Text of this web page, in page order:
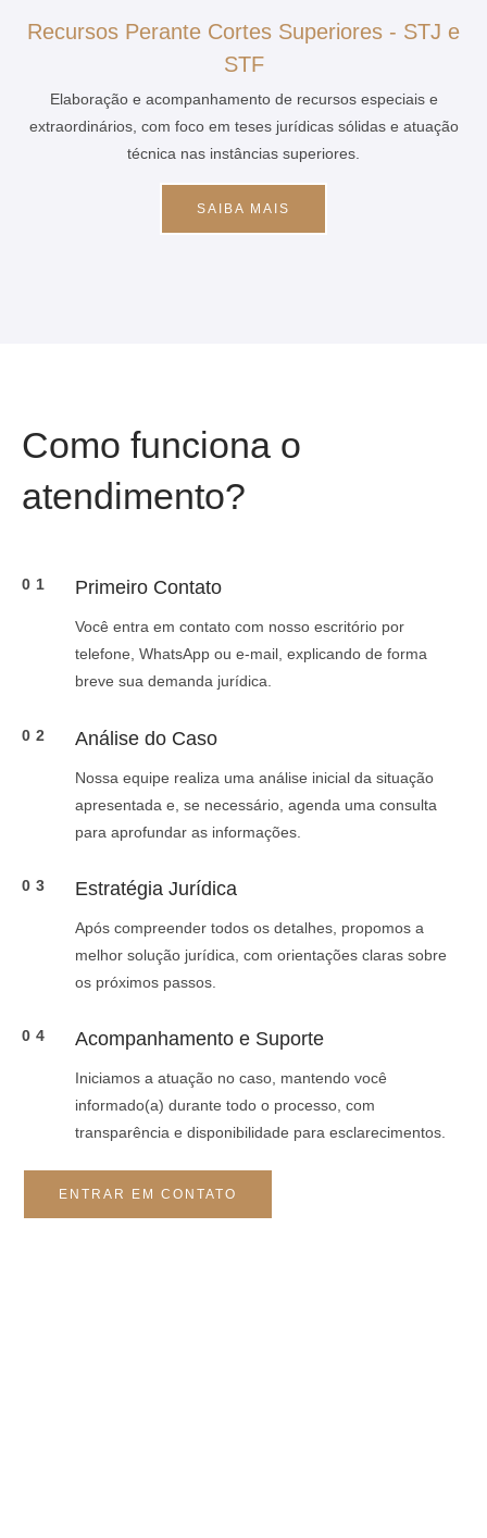
Recursos Perante Cortes Superiores - STJ e
STF
Elaboração e acompanhamento de recursos especiais e
extraordinários, com foco em teses jurídicas sólidas e atuação
técnica nas instâncias superiores.
SAIBA MAIS
Como funciona o
atendimento?
01 Primeiro Contato
Você entra em contato com nosso escritório por
telefone, WhatsApp ou e-mail, explicando de forma
breve sua demanda jurídica.
02 Análise do Caso
Nossa equipe realiza uma análise inicial da situação
apresentada e, se necessário, agenda uma consulta
para aprofundar as informações.
03 Estratégia Jurídica
Após compreender todos os detalhes, propomos a
melhor solução jurídica, com orientações claras sobre
os próximos passos.
04 Acompanhamento e Suporte
Iniciamos a atuação no caso, mantendo você
informado(a) durante todo o processo, com
transparência e disponibilidade para esclarecimentos.
ENTRAR EM CONTATO